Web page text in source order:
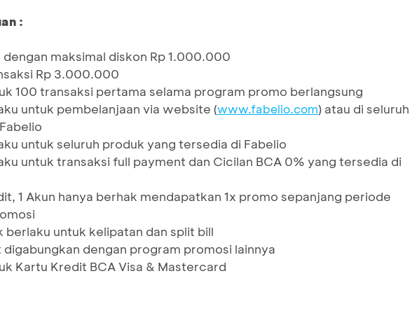
:
dengan maksimal diskon Rp 1.000.000
Rp 3.000.000
100 transaksi pertama selama program promo berlangsung
untuk pembelanjaan via website (www.fabelio.com) atau di seluruh
untuk seluruh produk yang tersedia di Fabelio
untuk transaksi full payment dan Cicilan BCA 0% yang tersedia di
1 Akun hanya berhak mendapatkan 1x promo sepanjang periode
berlaku untuk kelipatan dan split bill
digabungkan dengan program promosi lainnya
Kartu Kredit BCA Visa & Mastercard